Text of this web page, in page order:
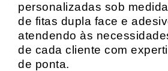
personalizadas sob
de fitas dupla face e
atendendo às
de cada cliente com
de ponta.